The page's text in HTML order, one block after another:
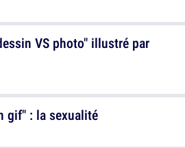
VS photo" illustré par
gif" : la sexualité